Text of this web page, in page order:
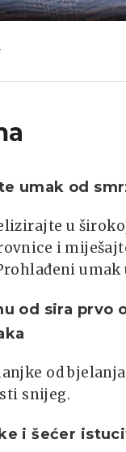
umak od
u
i
od sira prvo
od
snijeg.
i šećer